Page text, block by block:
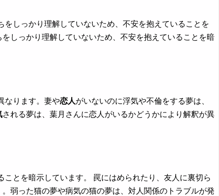
しっかり理解していないため、不安を抱えていることを
しっかり理解していないため、不安を抱えていることを暗
なります。妻や恋人がいないのに浮気や不倫をする夢は、
される夢は、葉月さんに恋人がいるかどうかにより解釈が異
とを暗示しています。 罠にはめられたり、友人に裏切ら
弱った猫の夢や病気の猫の夢は、対人関係のトラブルが発